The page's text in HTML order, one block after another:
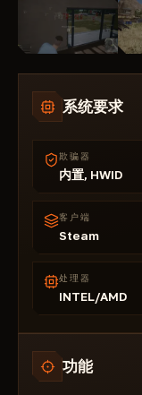
系统要求
欺骗器
内置, HWID
客户端
Steam
处理器
INTEL/AMD
功能